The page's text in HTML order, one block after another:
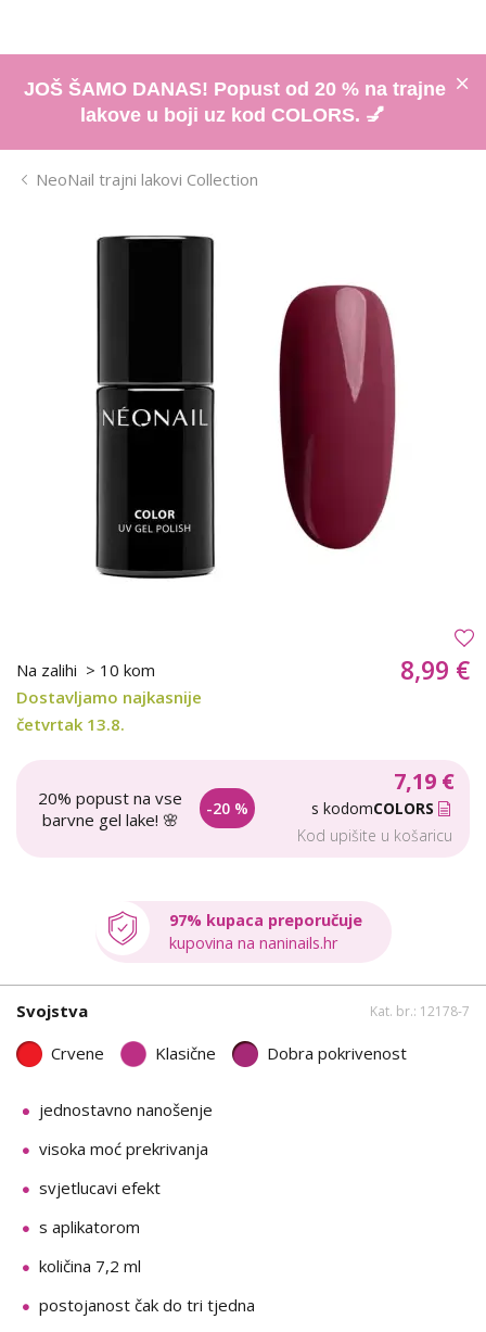
JOŠ ŠAMO DANAS! Popust od 20 % na trajne
lakove u boji uz kod COLORS. 💅
NeoNail trajni lakovi Collection
Na zalihi > 10 kom
Dostavljamo najkasnije
četvrtak 13.8.
8,99 €
20% popust na vse
barvne gel lake! 🌸
-20 %
7,19 €
s kodomCOLORS
Kod upišite u košaricu
97% kupaca preporučuje
kupovina na naninails.hr
Svojstva Kat. br.: 12178-7
Crvene Klasične Dobra pokrivenost
jednostavno nanošenje
visoka moć prekrivanja
svjetlucavi efekt
s aplikatorom
količina 7,2 ml
postojanost čak do tri tjedna